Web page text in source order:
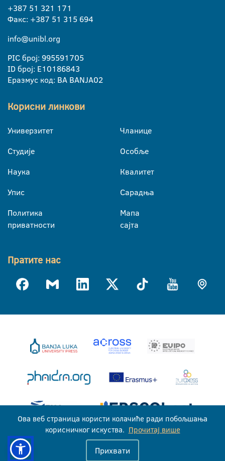
+387 51 321 171
Факс: +387 51 315 694
info@unibl.org
PIC број: 995591705
ID број: E10186843
Еразмус код: BA BANJA02
Корисни линкови
Универзитет
Студије
Наука
Упис
Политика
приватности
Чланице
Особље
Квалитет
Сарадња
Мапа
сајта
Пратите нас
Сва права задржана
Ова веб страница користи колачиће ради побољшања
корисничког искуства. Прочитај више
Прихвати